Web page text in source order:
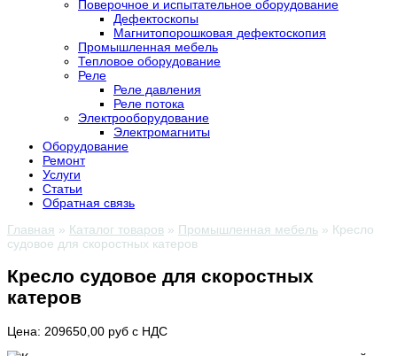
Поверочное и испытательное оборудование
Дефектоскопы
Магнитопорошковая дефектоскопия
Промышленная мебель
Тепловое оборудование
Реле
Реле давления
Реле потока
Электрооборудование
Электромагниты
Оборудование
Ремонт
Услуги
Статьи
Обратная связь
Главная » Каталог товаров » Промышленная мебель » Кресло
судовое для скоростных катеров
Кресло судовое для скоростных
катеров
Цена: 209650,00 руб с НДС